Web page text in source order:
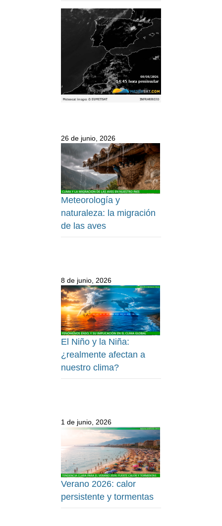
26 de junio, 2026
Meteorología y
naturaleza: la migración
de las aves
8 de junio, 2026
El Niño y la Niña:
¿realmente afectan a
nuestro clima?
1 de junio, 2026
Verano 2026: calor
persistente y tormentas